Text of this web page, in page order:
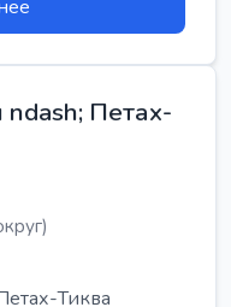
Петах-
Тиква